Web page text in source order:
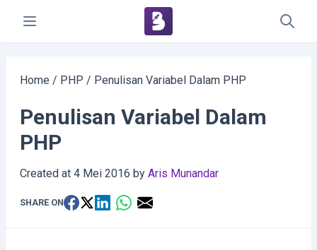
Home / PHP / Penulisan Variabel Dalam PHP
Penulisan Variabel Dalam
PHP
Created at 4 Mei 2016 by Aris Munandar
SHARE ON